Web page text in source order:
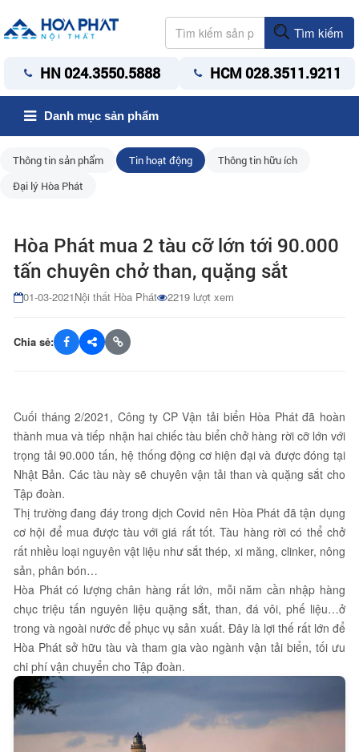
Tìm kiếm
HN 024.3550.5888 HCM 028.3511.9211
Danh mục sản phẩm
Thông tin sản phẩm Tin hoạt động
Thông tin hữu ích
Đại lý Hòa Phát
Hòa Phát mua 2 tàu cỡ lớn tới 90.000
tấn chuyên chở than, quặng sắt
01-03-2021Nội thất Hòa Phát 2219 lượt xem
Chia sẻ:
Cuối tháng 2/2021, Công ty CP Vận tải biển Hòa Phát đã hoàn
thành mua và tiếp nhận hai chiếc tàu biển chở hàng rời cỡ lớn với
trọng tải 90.000 tấn, hệ thống động cơ hiện đại và được đóng tại
Nhật Bản. Các tàu này sẽ chuyên vận tải than và quặng sắt cho
Tập đoàn.
Thị trường đang đáy trong dịch Covid nên Hòa Phát đã tận dụng
cơ hội để mua được tàu với giá rất tốt. Tàu hàng rời có thể chở
rất nhiều loại nguyên vật liệu như sắt thép, xi măng, clinker, nông
sản, phân bón…
Hòa Phát có lượng chân hàng rất lớn, mỗi năm cần nhập hàng
chục triệu tấn nguyên liệu quặng sắt, than, đá vôi, phế liệu…ở
trong và ngoài nước để phục vụ sản xuất. Đây là lợi thế rất lớn để
Hòa Phát sở hữu tàu và tham gia vào ngành vận tải biển, tối ưu
chi phí vận chuyển cho Tập đoàn.